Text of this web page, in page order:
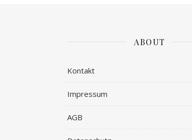
ABOUT
Kontakt
Impressum
AGB